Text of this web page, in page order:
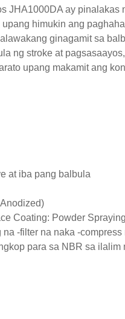
JHA1000DA ay pinalakas
himukin ang
ginagamit sa
ng stroke at
upang makamit ang
at iba pang balbula
Coating: Powder
-filter na naka -
para sa NBR sa ilalim